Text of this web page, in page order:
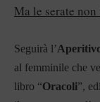
Ma le serate
Seguirà l’
al femminile che
libro “Oracoli”,